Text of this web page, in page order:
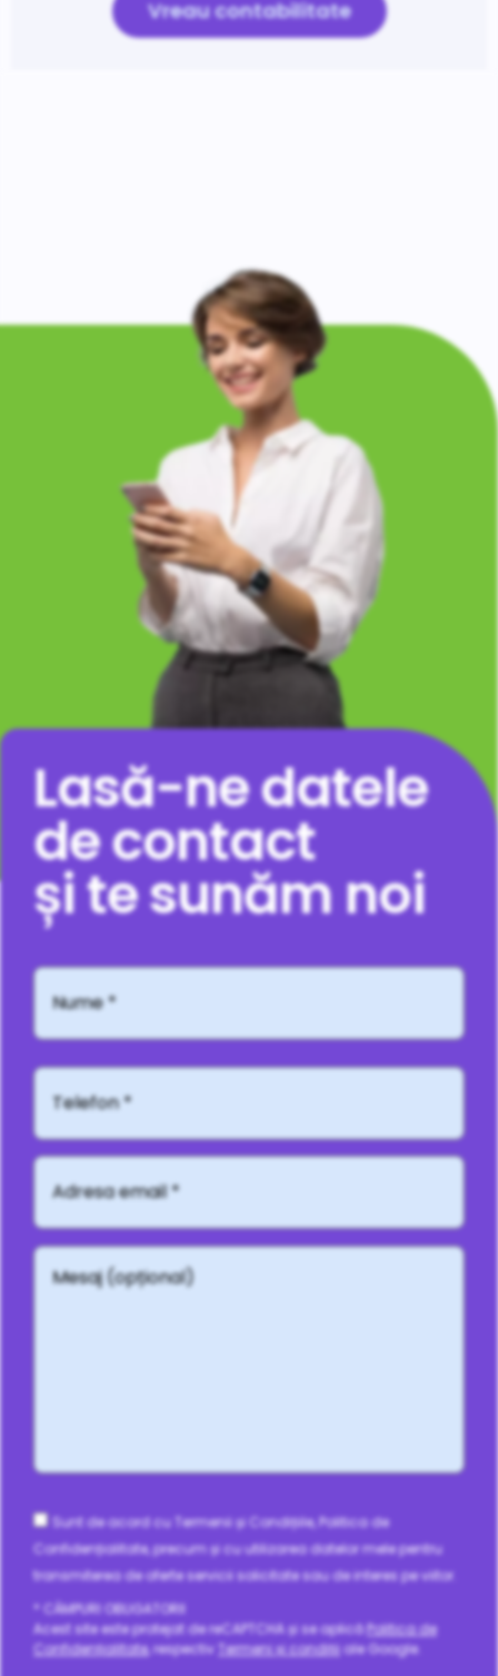
Vreau contabilitate
Lasă-ne datele
de contact
și te sunăm noi
Mesaj
(opțional)
Nume
Telefon*
Adresă
email
* CÂMPURI OBLIGATORII
Acest site este protejat de reCAPTCHA și se aplicăPolitica de
Confidențialitate, respectiv Termeni și condițiiale Google.
Consent
Sunt de acord cu Termenii și Condițiile, Politica de
Confidențialitate, precum și cu utilizarea datelor mele pentru
transmiterea de oferte servicii solicitate sau de interes pe viitor.